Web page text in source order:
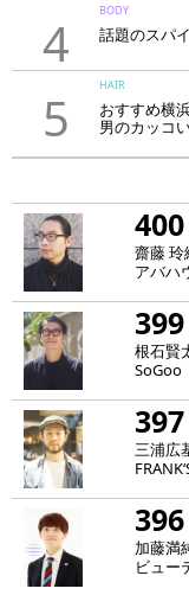
4
BODY
話題のスパ
5
HAIR
おすすめ横
男のカッコ
400
齋藤
アバハ
399
根石
SoGoo
397
三浦
396
加藤
ビュー